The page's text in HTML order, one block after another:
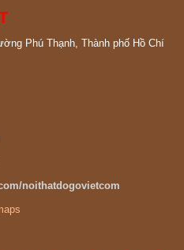
Phú Thạnh, Thành phố Hồ Chí
noithatdogovietcom